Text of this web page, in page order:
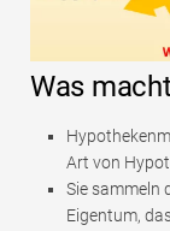
Was
Art von
Sie sammeln
Eigentum,